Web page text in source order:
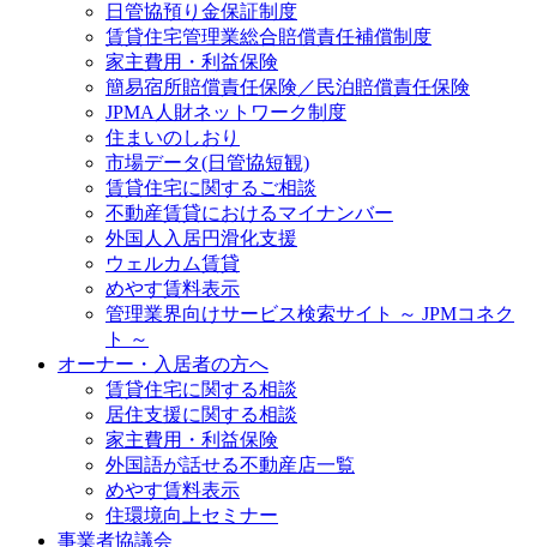
日管協預り金保証制度
賃貸住宅管理業総合賠償責任補償制度
家主費用・利益保険
簡易宿所賠償責任保険／民泊賠償責任保険
JPMA人財ネットワーク制度
住まいのしおり
市場データ(日管協短観)
賃貸住宅に関するご相談
不動産賃貸におけるマイナンバー
外国人入居円滑化支援
ウェルカム賃貸
めやす賃料表示
管理業界向けサービス検索サイト ～ JPMコネク
ト ～
オーナー・入居者の方へ
賃貸住宅に関する相談
居住支援に関する相談
家主費用・利益保険
外国語が話せる不動産店一覧
めやす賃料表示
住環境向上セミナー
事業者協議会